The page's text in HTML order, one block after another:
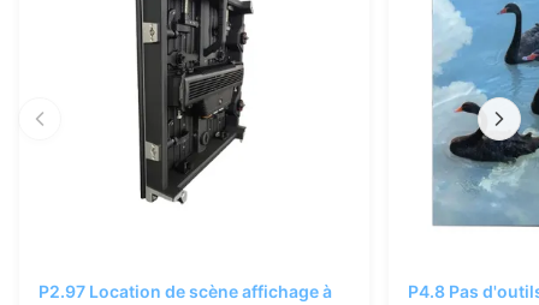
P2.97 Location de scène affichage à
P4.8 Pas